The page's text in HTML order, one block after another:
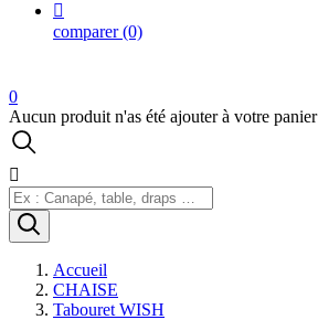

comparer(0)
0
Aucun produit n'as été ajouter à votre panier

Accueil
CHAISE
Tabouret WISH